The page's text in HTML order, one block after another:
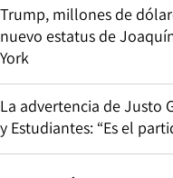
Trump, millones de
nuevo estatus de
York
La advertencia de Justo
y Estudiantes: “Es el